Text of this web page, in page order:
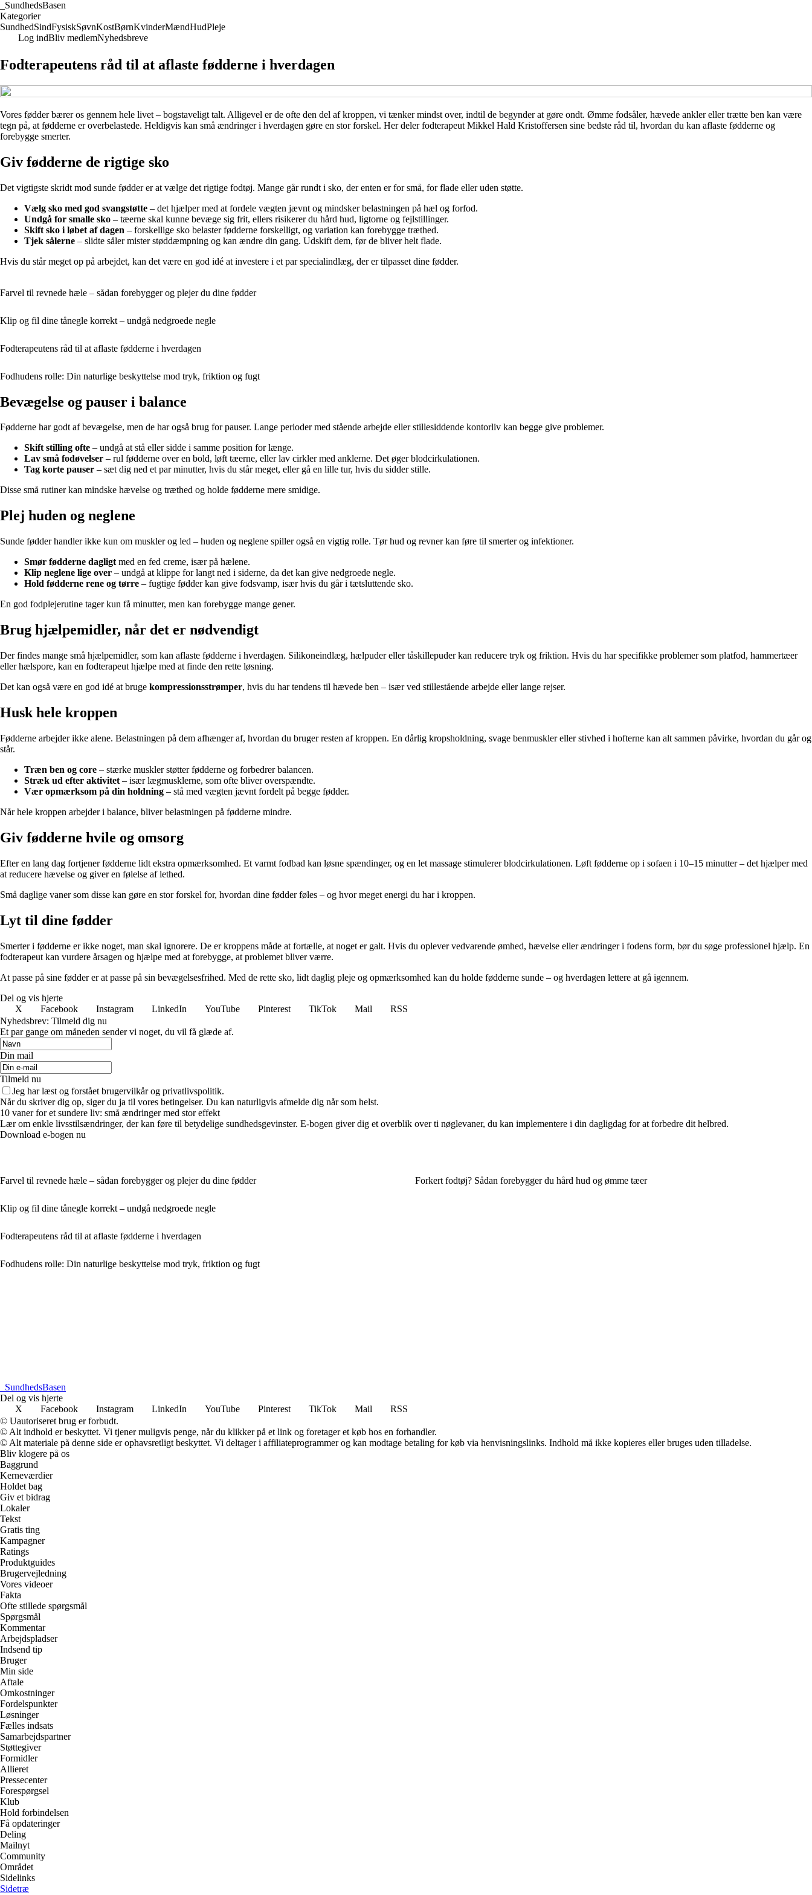
SundhedsBasen
Kategorier
SundhedSindFysiskSøvnKostBørnKvinderMændHudPleje
Log indBliv medlemNyhedsbreve
Fodterapeutens råd til at aflaste fødderne i hverdagen
Vores fødder bærer os gennem hele livet – bogstaveligt talt. Alligevel er de ofte den del af kroppen, vi tænker mindst over, indtil de begynder at gøre ondt. Ømme fodsåler, hævede ankler eller trætte ben kan være
tegn på, at fødderne er overbelastede. Heldigvis kan små ændringer i hverdagen gøre en stor forskel. Her deler fodterapeut Mikkel Hald Kristoffersen sine bedste råd til, hvordan du kan aflaste fødderne og
forebygge smerter.
Giv fødderne de rigtige sko
Det vigtigste skridt mod sunde fødder er at vælge det rigtige fodtøj. Mange går rundt i sko, der enten er for små, for flade eller uden støtte.
Vælg sko med god svangstøtte – det hjælper med at fordele vægten jævnt og mindsker belastningen på hæl og forfod.
Undgå for smalle sko – tæerne skal kunne bevæge sig frit, ellers risikerer du hård hud, ligtorne og fejlstillinger.
Skift sko i løbet af dagen – forskellige sko belaster fødderne forskelligt, og variation kan forebygge træthed.
Tjek sålerne – slidte såler mister støddæmpning og kan ændre din gang. Udskift dem, før de bliver helt flade.
Hvis du står meget op på arbejdet, kan det være en god idé at investere i et par specialindlæg, der er tilpasset dine fødder.
Farvel til revnede hæle – sådan forebygger og plejer du dine fødder
Klip og fil dine tånegle korrekt – undgå nedgroede negle
Fodterapeutens råd til at aflaste fødderne i hverdagen
Fodhudens rolle: Din naturlige beskyttelse mod tryk, friktion og fugt
Bevægelse og pauser i balance
Fødderne har godt af bevægelse, men de har også brug for pauser. Lange perioder med stående arbejde eller stillesiddende kontorliv kan begge give problemer.
Skift stilling ofte – undgå at stå eller sidde i samme position for længe.
Lav små fodøvelser – rul fødderne over en bold, løft tæerne, eller lav cirkler med anklerne. Det øger blodcirkulationen.
Tag korte pauser – sæt dig ned et par minutter, hvis du står meget, eller gå en lille tur, hvis du sidder stille.
Disse små rutiner kan mindske hævelse og træthed og holde fødderne mere smidige.
Plej huden og neglene
Sunde fødder handler ikke kun om muskler og led – huden og neglene spiller også en vigtig rolle. Tør hud og revner kan føre til smerter og infektioner.
Smør fødderne dagligt med en fed creme, især på hælene.
Klip neglene lige over – undgå at klippe for langt ned i siderne, da det kan give nedgroede negle.
Hold fødderne rene og tørre – fugtige fødder kan give fodsvamp, især hvis du går i tætsluttende sko.
En god fodplejerutine tager kun få minutter, men kan forebygge mange gener.
Brug hjælpemidler, når det er nødvendigt
Der findes mange små hjælpemidler, som kan aflaste fødderne i hverdagen. Silikoneindlæg, hælpuder eller tåskillepuder kan reducere tryk og friktion. Hvis du har specifikke problemer som platfod, hammertæer
eller hælspore, kan en fodterapeut hjælpe med at finde den rette løsning.
Det kan også være en god idé at bruge kompressionsstrømper, hvis du har tendens til hævede ben – især ved stillestående arbejde eller lange rejser.
Husk hele kroppen
Fødderne arbejder ikke alene. Belastningen på dem afhænger af, hvordan du bruger resten af kroppen. En dårlig kropsholdning, svage benmuskler eller stivhed i hofterne kan alt sammen påvirke, hvordan du går og
står.
Træn ben og core – stærke muskler støtter fødderne og forbedrer balancen.
Stræk ud efter aktivitet – især lægmusklerne, som ofte bliver overspændte.
Vær opmærksom på din holdning – stå med vægten jævnt fordelt på begge fødder.
Når hele kroppen arbejder i balance, bliver belastningen på fødderne mindre.
Giv fødderne hvile og omsorg
Efter en lang dag fortjener fødderne lidt ekstra opmærksomhed. Et varmt fodbad kan løsne spændinger, og en let massage stimulerer blodcirkulationen. Løft fødderne op i sofaen i 10–15 minutter – det hjælper med
at reducere hævelse og giver en følelse af lethed.
Små daglige vaner som disse kan gøre en stor forskel for, hvordan dine fødder føles – og hvor meget energi du har i kroppen.
Lyt til dine fødder
Smerter i fødderne er ikke noget, man skal ignorere. De er kroppens måde at fortælle, at noget er galt. Hvis du oplever vedvarende ømhed, hævelse eller ændringer i fodens form, bør du søge professionel hjælp. En
fodterapeut kan vurdere årsagen og hjælpe med at forebygge, at problemet bliver værre.
At passe på sine fødder er at passe på sin bevægelsesfrihed. Med de rette sko, lidt daglig pleje og opmærksomhed kan du holde fødderne sunde – og hverdagen lettere at gå igennem.
Del og vis hjerte
X
Facebook Instagram LinkedIn YouTube Pinterest TikTok Mail
RSS
Nyhedsbrev: Tilmeld dig nu
Et par gange om måneden sender vi noget, du vil få glæde af.
Din mail
Tilmeld nu
Jeg har læst og forstået brugervilkår og privatlivspolitik.
Når du skriver dig op, siger du ja til vores betingelser. Du kan naturligvis afmelde dig når som helst.
10 vaner for et sundere liv: små ændringer med stor effekt
Lær om enkle livsstilsændringer, der kan føre til betydelige sundhedsgevinster. E-bogen giver dig et overblik over ti nøglevaner, du kan implementere i din dagligdag for at forbedre dit helbred.
Download e-bogen nu
Farvel til revnede hæle – sådan forebygger og plejer du dine fødder
Klip og fil dine tånegle korrekt – undgå nedgroede negle
Fodterapeutens råd til at aflaste fødderne i hverdagen
Fodhudens rolle: Din naturlige beskyttelse mod tryk, friktion og fugt
Forkert fodtøj? Sådan forebygger du hård hud og ømme tæer
SundhedsBasen
Del og vis hjerte
X
Facebook Instagram LinkedIn YouTube Pinterest TikTok Mail
RSS
© Uautoriseret brug er forbudt.
© Alt indhold er beskyttet. Vi tjener muligvis penge, når du klikker på et link og foretager et køb hos en forhandler.
© Alt materiale på denne side er ophavsretligt beskyttet. Vi deltager i affiliateprogrammer og kan modtage betaling for køb via henvisningslinks. Indhold må ikke kopieres eller bruges uden tilladelse.
Bliv klogere på os
Baggrund
Kerneværdier
Holdet bag
Giv et bidrag
Lokaler
Tekst
Gratis ting
Kampagner
Ratings
Produktguides
Brugervejledning
Vores videoer
Fakta
Ofte stillede spørgsmål
Spørgsmål
Kommentar
Arbejdspladser
Indsend tip
Bruger
Min side
Aftale
Omkostninger
Fordelspunkter
Løsninger
Fælles indsats
Samarbejdspartner
Støttegiver
Formidler
Allieret
Pressecenter
Forespørgsel
Klub
Hold forbindelsen
Få opdateringer
Deling
Mailnyt
Community
Området
Sidelinks
Sidetræ